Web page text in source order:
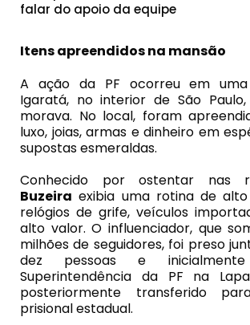
falar do apoio da equipe
Itens apreendidos na mansão
A ação da PF ocorreu em
Igaratá, no interior de São
morava. No local, foram
luxo, joias, armas e dinheiro em
supostas esmeraldas.
Conhecido por ostentar nas
Buzeira exibia uma rotina de
relógios de grife, veículos
alto valor. O influenciador, que
milhões de seguidores, foi preso
dez pessoas e
Superintendência da PF na
posteriormente transferido
prisional estadual.